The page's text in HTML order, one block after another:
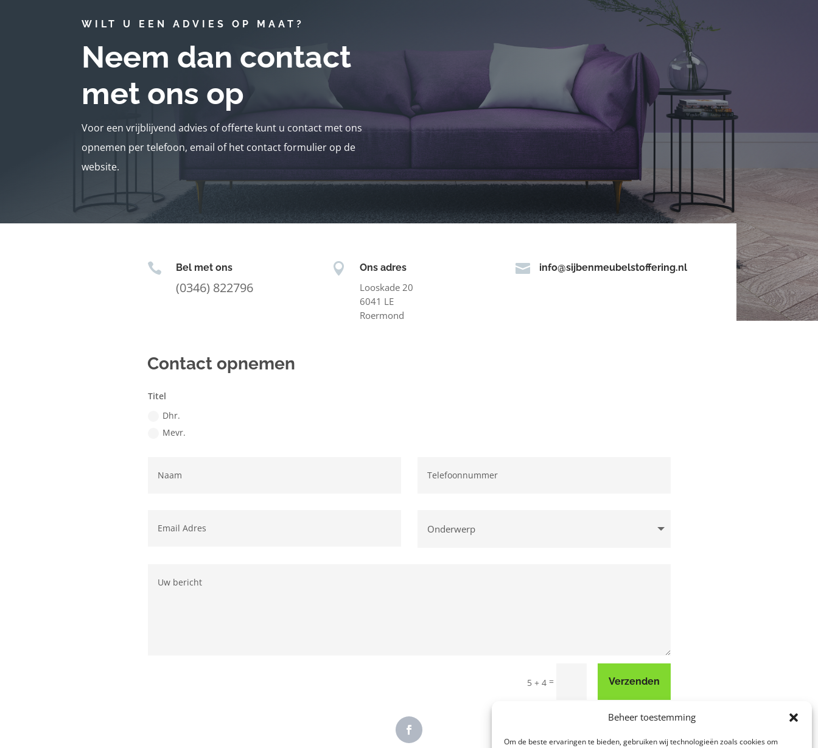
Beheer toestemming
Om de beste ervaringen te bieden, gebruiken wij technologieën zoals cookies om
WILT U EEN ADVIES OP MAAT?
Neem dan contact
met ons op
Voor een vrijblijvend advies of offerte kunt u contact met ons
opnemen per telefoon, email of het contact formulier op de
website.
 Bel met ons
(0346) 822796
 Ons adres
Looskade 20
6041 LE
Roermond
 info@sijbenmeubelstoffering.nl
Contact opnemen
Titel
Dhr.
Mevr.
5 + 4 = Verzenden